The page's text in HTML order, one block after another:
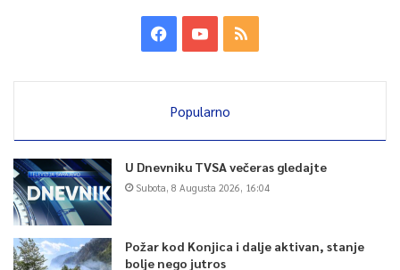
Popularno
U Dnevniku TVSA večeras gledajte
Subota, 8 Augusta 2026, 16:04
Požar kod Konjica i dalje aktivan, stanje
bolje nego jutros